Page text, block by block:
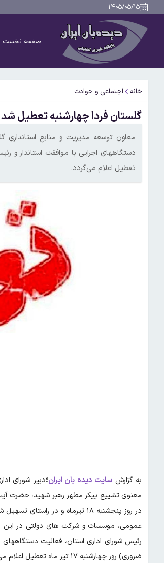
۱۴۰۵/۰۵/۱۵
صفحه نخست
خانه اجتماعی و حوادث
گلستان فردا چهارشنبه تعطیل شد
معاون توسعه مدیریت و منابع
تعطیل اعلام می‌گردد.
به گزارش سایت دیده بان ایران؛دبیر شورای
معنوی تشییع پیکر مطهر رهبر شهید، حضرت
در روز پنجشنبه ۱۸ تیرماه و در
عمومی، موسسات و شرکت های دولتی در این
رئیس شورای اداری استان، فعالیت دستگاههای
ضروری) روز چهارشنبه ۱۷ تیر ماه تعطیل اعلام می‌گردد.